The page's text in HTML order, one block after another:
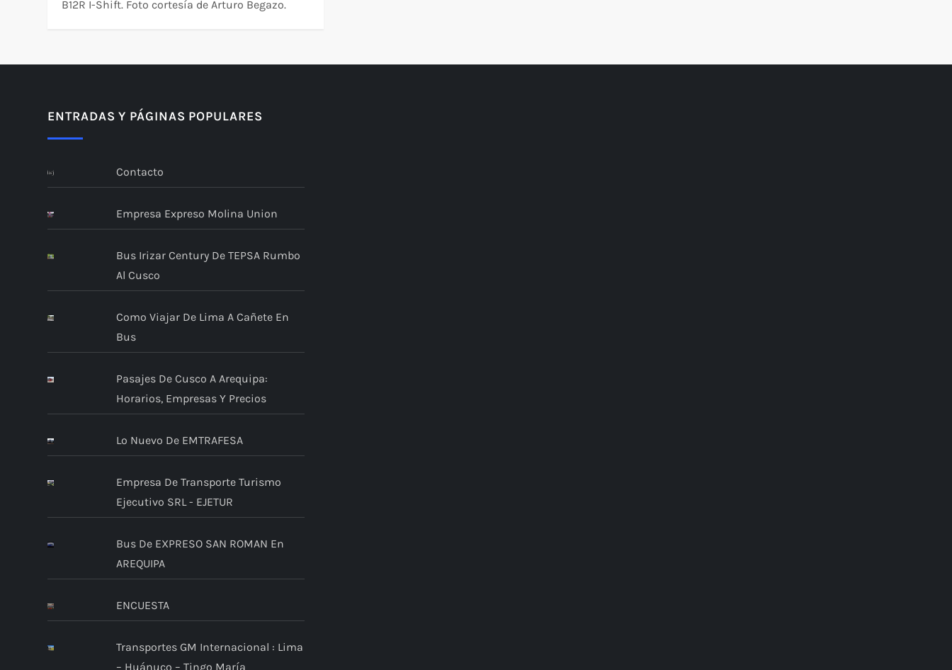
B12R I-Shift. Foto cortesía de Arturo Begazo.
ENTRADAS Y PÁGINAS POPULARES
Contacto
Empresa Expreso Molina Union
Bus Irizar Century De TEPSA Rumbo
Al Cusco
Como Viajar De Lima A Cañete En
Bus
Pasajes De Cusco A Arequipa:
Horarios, Empresas Y Precios
Lo Nuevo De EMTRAFESA
Empresa De Transporte Turismo
Ejecutivo SRL - EJETUR
Bus De EXPRESO SAN ROMAN En
AREQUIPA
ENCUESTA
Transportes GM Internacional : Lima
– Huánuco – Tingo María